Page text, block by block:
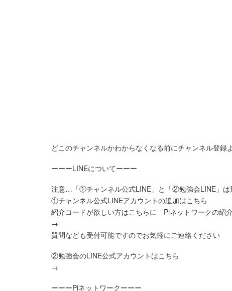
どこのチャンネルかわからなくなる前にチャンネル登録
ーーーLINEについてーーー
注意…「①チャンネル公式LINE」と「②勉強会LINE」は
①チャンネル公式LINEアカウントの追加はこちら
紹介コードが欲しい方はこちらに「Piネットワークの紹
→
質問なども受付可能ですのでお気軽にご連絡ください
②勉強会のLINE公式アカウントはこちら
→
ーーーPiネットワークーーー